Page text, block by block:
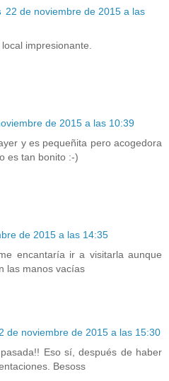
22 de noviembre de 2015 a las
impresionante.
de 2015 a las 10:39
y es pequeñita pero acogedora
es tan bonito :-)
de 2015 a las 14:35
encantaría ir a visitarla aunque
las manos vacías
de noviembre de 2015 a las 15:30
Eso sí, después de haber
Besoss